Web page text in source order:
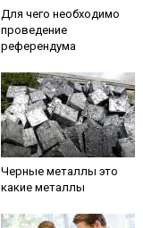
Для чего необходимо
проведение
референдума
Черные металлы это
какие металлы